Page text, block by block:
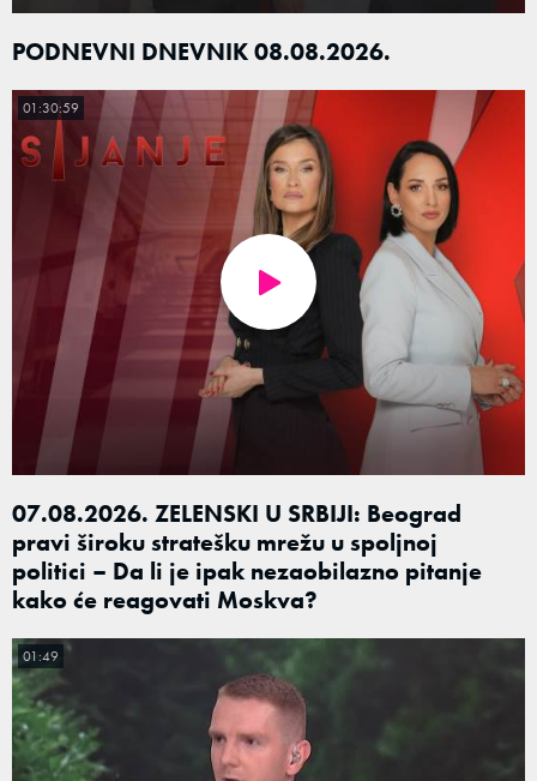
PODNEVNI DNEVNIK 08.08.2026.
07.08.2026. ZELENSKI U SRBIJI: Beograd
pravi široku stratešku mrežu u spoljnoj
politici – Da li je ipak nezaobilazno pitanje
kako će reagovati Moskva?
01:30:59
01:49